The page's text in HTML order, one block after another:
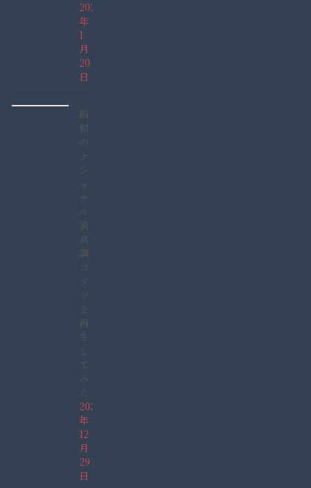
2022
年
1
月
20
日
昭
和
の
ナ
シ
ョ
ナ
ル
家
具
調
コ
タ
ツ
を
再
生
し
て
み
た
2021
年
12
月
29
日